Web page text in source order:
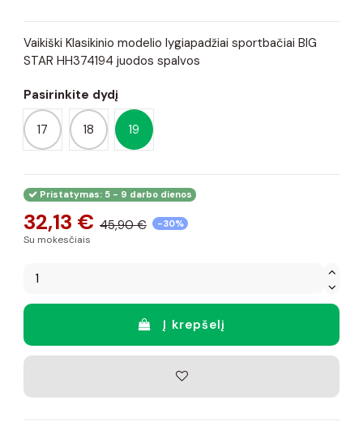
Vaikiški Klasikinio modelio lygiapadžiai sportbačiai BIG
STAR HH374194 juodos spalvos
Pasirinkite dydį
17 18 19
Pristatymas: 5 - 9 darbo dienos
32,13 € 45,90 € -30%
Su mokesčiais
Į krepšelį